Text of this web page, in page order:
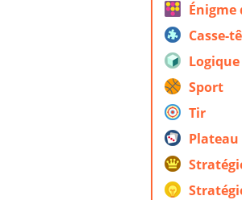
Énigme
Casse-
Logique
Sport
Tir
Plateau